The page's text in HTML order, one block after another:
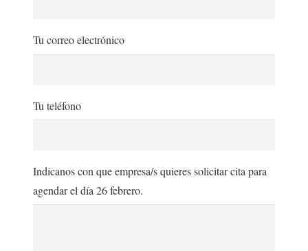
Tu correo electrónico
Tu teléfono
Indícanos con que empresa/s quieres solicitar cita para
agendar el día 26 febrero.